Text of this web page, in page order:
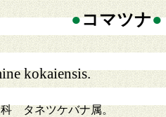
●コマツナ●
kokaiensis.
タネツケバナ属。